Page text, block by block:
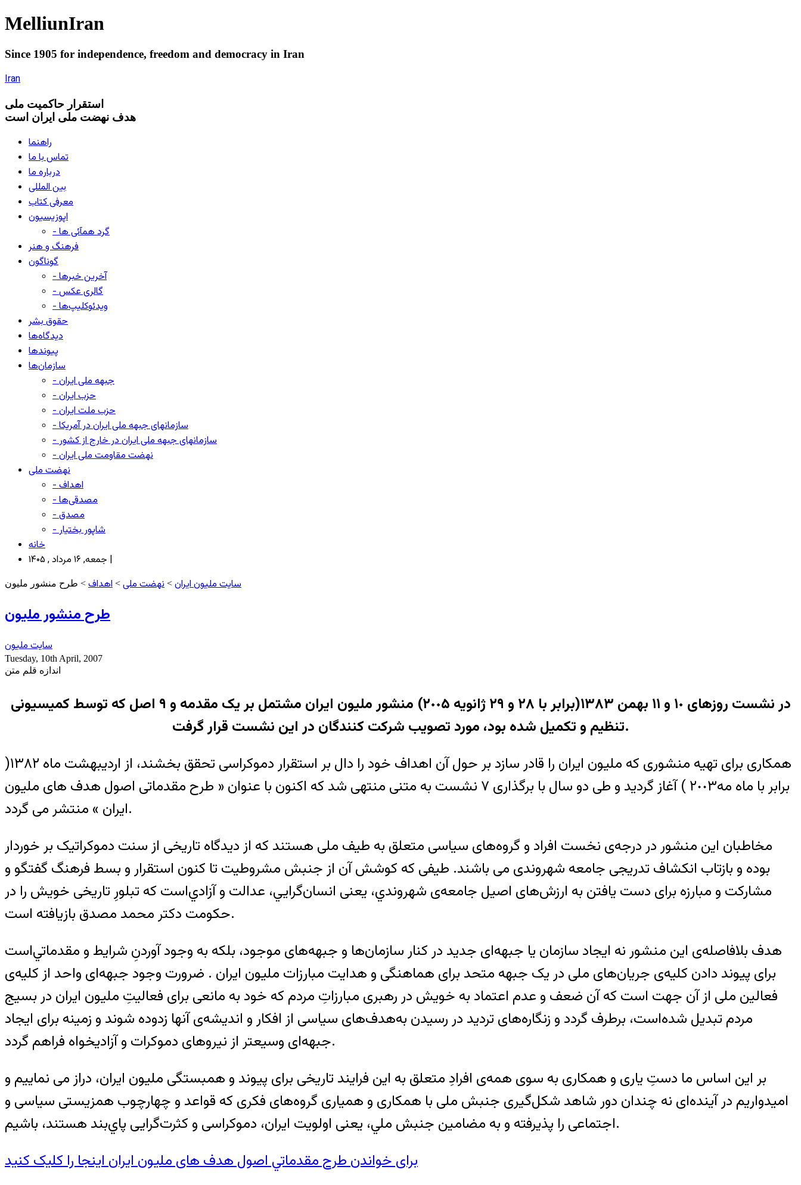
MelliunIran
Since 1905 for independence, freedom and democracy in Iran
Iran
استقرار حاکميت ملی
هدف نهضت ملی ایران است
راهنما
تماس با ما
درباره ما
بین المللی
معرفی کتاب
اپوزیسیون
- گرد همآئی ها
فرهنگ و هنر
گوناگون
- آخرین خبرها
- گالری عکس
- ویدئوکلیپ‌ها
حقوق بشر
دیدگاه‌ها
پیوندها
سازمان‌ها
- جبهه ملی ایران
- حزب ایران
- حزب ملت ایران
- سازمانهای جبهه ملی ایران در آمریکا
- سازمانهای جبهه ملی ایران در خارج از کشور
- نهضت مقاومت ملی ایران
نهضت ملی
- اهداف
- مصدقی‌ها
- مصدق
- شاپور بختیار
خانه
جمعه, ۱۶ مرداد , ۱۴۰۵ |
سایت ملیون ایران > نهضت ملی > اهداف > طرح منشور ملیون
طرح منشور ملیون
سایت ملیون
Tuesday, 10th April, 2007
اندازه قلم متن
در نشست روزهای ١٠ و ١١ بهمن ١٣۸٣(برابر با ٢۸ و ٢۹ ژانويه ٢٠٠۵) منشور مليون ايران مشتمل بر يک مقدمه و ۹ اصل که توسط کميسيونی
تنظيم و تکميل شده بود، مورد تصويب شرکت‌ کنندگان در اين نشست قرار گرفت.
همکاری برای تهيه منشوری که مليون ايران را قادر سازد بر حول آن اهداف‌ خود را دال بر استقرار دموکراسی تحقق بخشند، از ارديبهشت ماه ١٣۸٢(
برابر با ماه مه٢٠٠٣ ) آغاز گرديد و طی دو سال با برگذاری ۷ نشست به متنی منتهی شد که اکنون با عنوان « طرح مقدماتی اصول هدف های مليون
ايران » منتشر می گردد.
مخاطبان اين منشور در درجه‌ی نخست افراد و گروه‌های سياسی متعلق به طيف ملی هستند که از ديدگاه تاريخی از سنت دموکراتيک بر خوردار
بوده و بازتاب انکشاف تدريجی جامعه شهروندی می باشند. طيفی که کوشش آن از جنبش مشروطيت تا کنون استقرار و بسط فرهنگ گفتگو و
مشارکت و مبارزه برای دست يافتن به ‌ارزش‌های اصيل جامعه‌ی شهروندي، يعنی انسان‌گرايي، عدالت و آزادي‌است که تبلورِ تاريخی خويش را در
حکومت دکتر محمد مصدق باز‌يافته است.
هدف بلافاصله‌ی اين منشور نه ايجاد سازمان يا جبهه‌ای جديد در کنار سازمان‌ها و جبهه‌های موجود، بلکه به‌ وجود ‌آوردنِ شرايط و مقدماتي‌است
برای پيوند دادن کليه‌ی جريان‌های ملی در يک جبهه متحد برای هماهنگی و هدايت مبارزات مليون ايران . ضرورت وجود جبهه‌ای واحد از کليه‌ی
فعالين ملی از آن جهت است که آن ضعف و عدم اعتماد به ‌خويش در رهبری مبارزاتِ مردم که خود به مانعی برای فعاليتِ مليون ايران در بسيج
مردم تبديل شده‌است، برطرف گردد و زنگاره‌های ترديد در رسيدن به‌هدف‌های سياسی از افکار و انديشه‌ی آنها زدوده شوند و زمينه برای ايجاد
جبهه‌ای وسيعتر از نيروهای دموکرات و آزاديخواه فراهم گردد.
بر اين اساس ما دستِ ياری و همکاری به ‌سوی همه‌ی افرادِ متعلق به اين فرايند تاريخی برای پيوند و همبستگی مليون ايران، دراز می نماييم و
اميدواريم در آينده‌ای نه ‌چندان دور شاهد شکل‌گيری جنبش ملی با همکاری و همياری گروه‌های فکری که قواعد و چهارچوب همزيستی سياسی و
اجتماعی را پذيرفته و به‌ مضامين جنبش ملي، يعنی اولويت ايران، دموکراسی و کثرت‌گرايی پاي‌بند هستند، باشيم.
برای خواندن طرح مقدماتي اصول هدف های مليون ايران اينجا را کليک کنيد